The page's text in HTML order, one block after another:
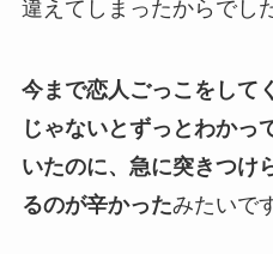
違えてしまったからでし
今まで恋人ごっこをして
じゃないとずっとわかっ
いたのに、急に突きつけ
るのが辛かったみたいで